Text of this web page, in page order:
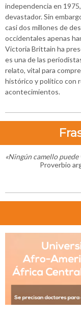
independencia en
devastador. Sin
casi dos millones de
occidentales apenas
Victoria Brittain ha
es una de las
relato, vital para
histórico y político con
acontecimientos.
«Ningún camello
Proverbio